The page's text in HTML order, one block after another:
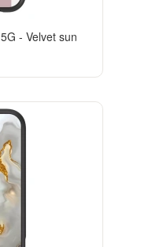
- Velvet sun